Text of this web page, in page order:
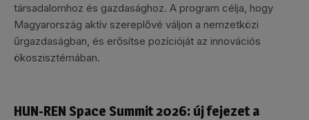
társadalomhoz és gazdasághoz. A program célja, hogy
Magyarország aktív szereplővé váljon a nemzetközi
űrgazdaságban, és erősítse pozícióját az innovációs
ökoszisztémában.
HUN-REN Space Summit 2026: új fejezet a